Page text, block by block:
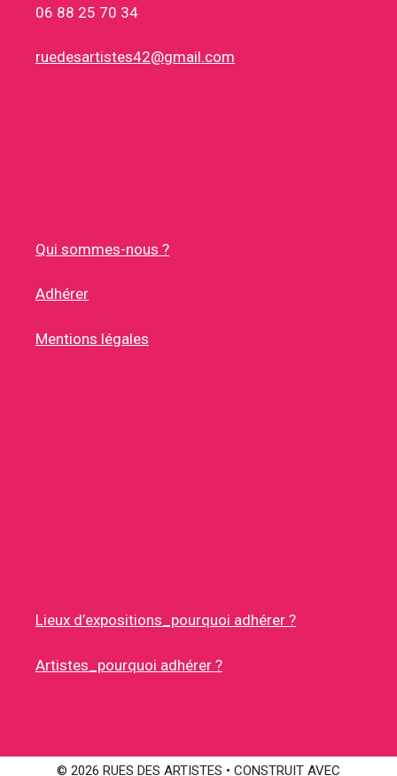
06 88 25 70 34
ruedesartistes42@gmail.com
Qui sommes-nous ?
Adhérer
Mentions légales
Lieux d’expositions_pourquoi adhérer ?
Artistes_pourquoi adhérer ?
© 2026 RUES DES ARTISTES • CONSTRUIT AVEC